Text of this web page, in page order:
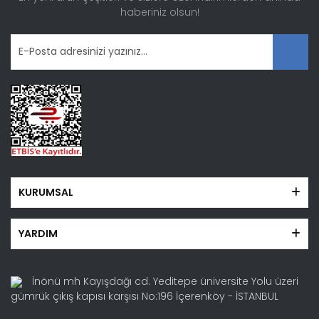
Bu ürüne benzer farklı alternatifler olmalı.
haberiniz olsun!
KURUMSAL
YARDIM
İnönü mh Kayışdağı cd. Yeditepe üniversite Yolu üzeri
gümrük çıkış kapısı karşısı No:196 İçerenköy - İSTANBUL